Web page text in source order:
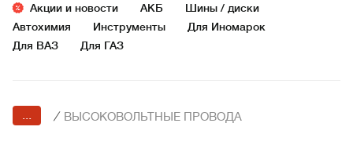
Акции и новости АКБ
Шины / диски
Автохимия
Инструменты
Для Иномарок
Для ВАЗ
Для ГАЗ
... / ВЫСОКОВОЛЬТНЫЕ ПРОВОДА